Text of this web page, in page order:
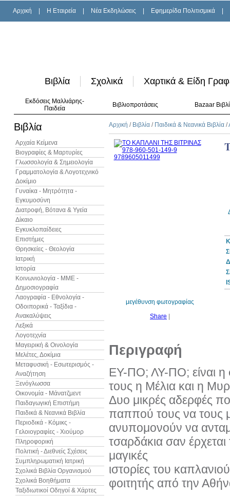
Αρχική H Εταιρεία Νέα Εκδηλώσεις Εφημερίδα Πολιτισμικά
Βιβλία Σχολικά Χαρτικά & Είδη
Εκδόσεις Μαλλιάρης-
Παιδεία
Βιβλιοπροτάσεις Bazaar
Βιβλία
Αρχαία Κείμενα
Βιογραφίες & Μαρτυρίες
Γλωσσολογία & Σημειολογία
Γραμματολογία & Λογοτεχνικό
Δοκίμιο
Γυναίκα - Μητρότητα -
Εγκυμοσύνη
Διατροφή, Βότανα & Υγεία
Δίκαιο
Εγκυκλοπαίδειες
Επιστήμες
Θρησκείες - Θεολογία
Ιατρική
Ιστορία
Κοινωνιολογία - ΜΜΕ -
Δημοσιογραφία
Λαογραφία - Εθνολογία -
Οδοιπορικά - Ταξίδια -
Ανακαλύψεις
Λεξικά
Λογοτεχνία
Μαγειρική & Οινολογία
Μελέτες, Δοκίμια
Μεταφυσική - Εσωτερισμός -
Αναζήτηση
Ξενόγλωσσα
Οικονομία - Μάνατζμεντ
Παιδαγωγική Επιστήμη
Παιδικά & Νεανικά Βιβλία
Περιοδικά - Κόμικς -
Γελοιογραφίες - Χιούμορ
Πληροφορική
Πολιτική - Διεθνείς Σχέσεις
Συμπληρωματική Ιατρική
Σχολικά Βιβλία Οργανισμού
Σχολικά Βοηθήματα
Ταξιδιωτικοί Οδηγοί & Χάρτες
Αρχική / Βιβλία / Παιδικά & Νεανικά Βιβλία /
μεγέθυνση φωτογραφίας
Share
Περιγραφή
ΕΥ-ΠΟ; ΛΥ-ΠΟ; είναι η
τους η Μέλια και η
Δυο μικρές αδερφές
παππού τους να τους
ανυπομονούν να
τσαρδάκια σαν
μαγικές
ιστορίες του
φοιτητής από την